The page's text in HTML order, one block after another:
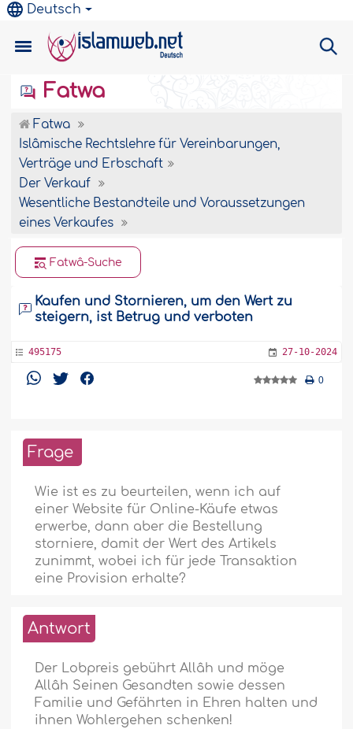
Deutsch
Fatwa
Fatwa
Islâmische Rechtslehre für Vereinbarungen,
Verträge und Erbschaft
Der Verkauf
Wesentliche Bestandteile und Voraussetzungen
eines Verkaufes
Fatwâ-Suche
Kaufen und Stornieren, um den Wert zu
steigern, ist Betrug und verboten
495175 27-10-2024
0
Frage
Wie ist es zu beurteilen, wenn ich auf
einer Website für Online-Käufe etwas
erwerbe, dann aber die Bestellung
storniere, damit der Wert des Artikels
zunimmt, wobei ich für jede Transaktion
eine Provision erhalte?
Antwort
Der Lobpreis gebührt Allâh und möge
Allâh Seinen Gesandten sowie dessen
Familie und Gefährten in Ehren halten und
ihnen Wohlergehen schenken!